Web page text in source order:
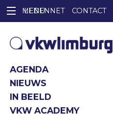
LEDENNET CONTACT
AGENDA
NIEUWS
IN BEELD
VKW ACADEMY